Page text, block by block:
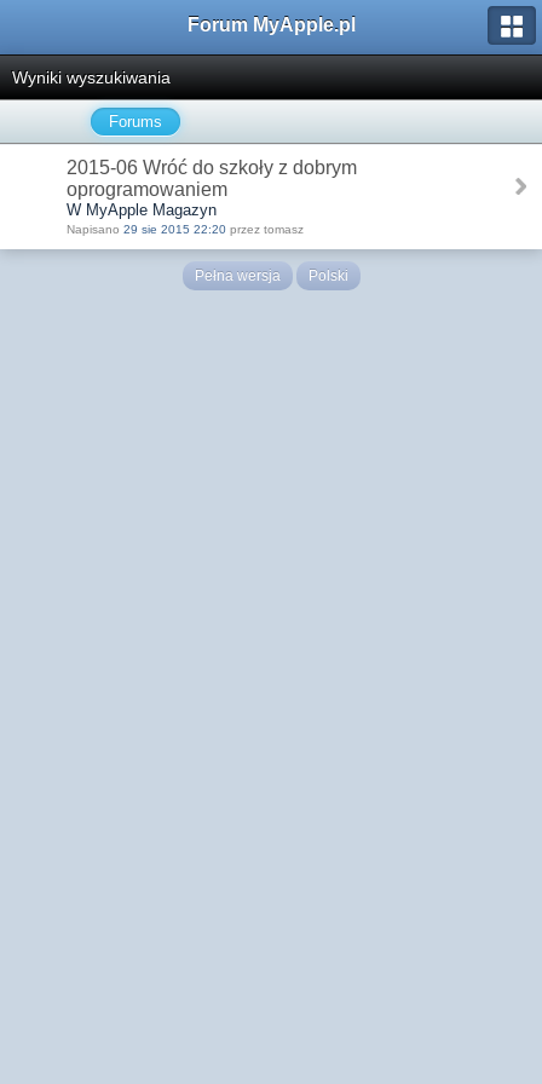
Forum MyApple.pl
Wyniki wyszukiwania
Forums
2015-06 Wróć do szkoły z dobrym
oprogramowaniem
W MyApple Magazyn
Napisano 29 sie 2015 22:20 przez tomasz
Pełna wersja Polski